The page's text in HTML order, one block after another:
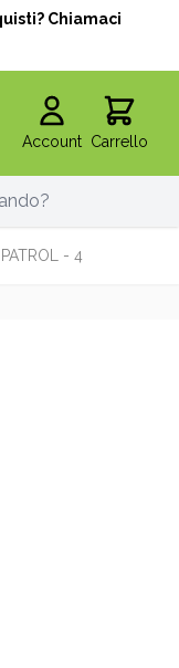
Chiamaci
Account Carrello
- 4